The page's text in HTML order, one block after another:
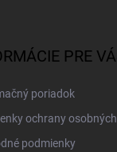
PRE
poriadok
ochrany
podmienky